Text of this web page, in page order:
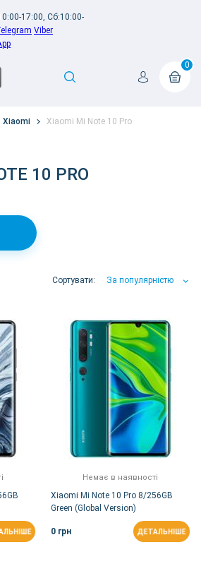
17:00, Сб:10:00-
Viber
0
Xiaomi Xiaomi Mi Note 10 Pro
10 PRO
Сортувати: За популярністю
За популярністю
За Назвою Я-А
Немає в наявності
Xiaomi Mi Note 10 Pro 8/256GB
Green (Global Version)
0 грн ДЕТАЛЬНІШЕ